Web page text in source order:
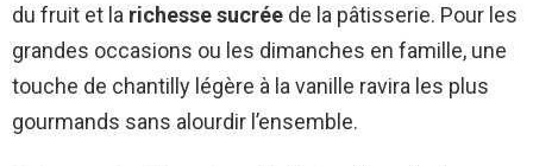
du fruit et la richesse sucrée de la pâtisserie. Pour les
grandes occasions ou les dimanches en famille, une
touche de chantilly légère à la vanille ravira les plus
gourmands sans alourdir l’ensemble.